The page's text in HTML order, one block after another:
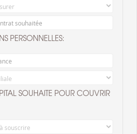
PERSONNELLES:
SOUHAITE POUR COUVRIR